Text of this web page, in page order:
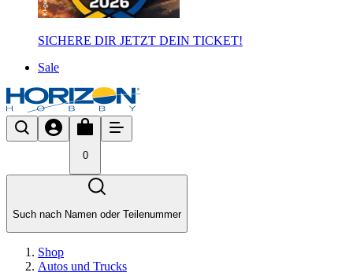
SICHERE DIR JETZT DEIN TICKET!
Sale
0
Such nach Namen oder Teilenummer
Shop
Autos und Trucks